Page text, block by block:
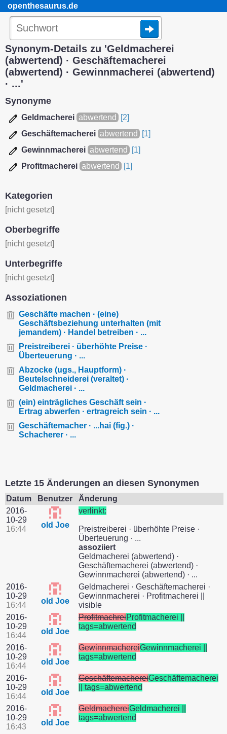
openthesaurus.de
Synonym-Details zu 'Geldmacherei
(abwertend) · Geschäftemacherei
(abwertend) · Gewinnmacherei (abwertend)
· ...'
Synonyme
Geldmacherei abwertend
[2]
Geschäftemacherei abwertend
[1]
Gewinnmacherei abwertend
[1]
Profitmacherei abwertend [1]
Kategorien
[nicht gesetzt]
Oberbegriffe
[nicht gesetzt]
Unterbegriffe
[nicht gesetzt]
Assoziationen
Geschäfte machen · (eine)
Geschäftsbeziehung unterhalten (mit
jemandem) · Handel betreiben · ...
Preistreiberei · überhöhte Preise ·
Überteuerung · ...
Abzocke (ugs., Hauptform) ·
Beutelschneiderei (veraltet) ·
Geldmacherei · ...
(ein) einträgliches Geschäft sein ·
Ertrag abwerfen · ertragreich sein · ...
Geschäftemacher · ...hai (fig.) ·
Schacherer · ...
Letzte 15 Änderungen an diesen Synonymen
Datum Benutzer
Änderung
2016-
10-29
16:44
old Joe
verlinkt:
Preistreiberei · überhöhte Preise ·
Überteuerung · ...
assoziiert
Geldmacherei (abwertend) ·
Geschäftemacherei (abwertend) ·
Gewinnmacherei (abwertend) · ...
2016-
10-29
16:44
old Joe
Geldmacherei · Geschäftemacherei ·
Gewinnmacherei · Profitmacherei ||
visible
2016-
10-29
16:44
old Joe
ProfitmachreiProfitmacherei ||
tags=abwertend
2016-
10-29
16:44
old Joe
GewinnmachereiGewinnmacherei ||
tags=abwertend
2016-
10-29
16:44
old Joe
GeschäftemachereiGeschäftemacherei
|| tags=abwertend
2016-
10-29
16:43
old Joe
GeldmachereiGeldmacherei ||
tags=abwertend